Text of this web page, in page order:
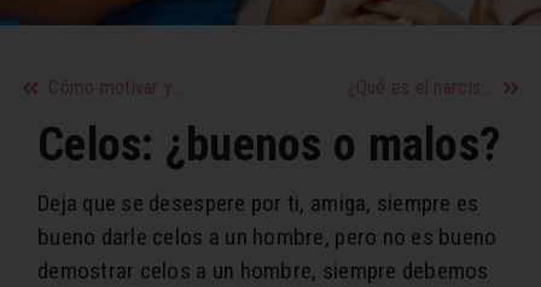
Cómo motivar y ayudar a tu hijo ¿Qué es el narcisismo y cuál es la pareja ideal para un narcisista? ¿Cómo tratar a un narcisista?
Celos: ¿buenos o malos?
Deja que se desespere por ti, amiga, siempre es
bueno darle celos a un hombre, pero no es bueno
demostrar celos a un hombre, siempre debemos